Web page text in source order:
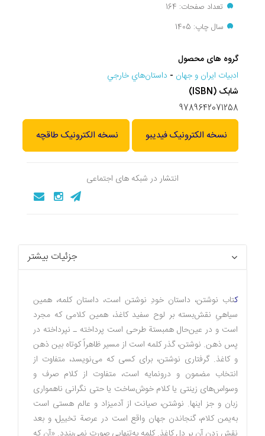
تعداد صفحات: 164
سال چاپ: 1405
گروه های محصول
ادبيات ايران و جهان - داستان‌هاي خارجي
شابک (ISBN)
9789642071258
نسخه الکترونیک فیدیبو نسخه الکترونیک طاقچه
انتشار در شبکه های اجتماعی
جزئیات بیشتر
کتاب نوشتن، داستان خودِ نوشتن است، داستان كلمه، همين
سياهىِ نقش‌بسته بر لوح سفيد كاغذ، همين كلامى كه مجرد
است و در عين‌حال همبستة طرحى است پرداخته ـ نپرداخته در
پس ذهن. نوشتن، گذر كلمه است از مسير ظاهراً كوتاه بين ذهن
و كاغذ. گرفتارى نوشتن، براى كسى كه مى‌نويسد، متفاوت از
انتخاب مضمون و درونمايه است، متفاوت از كلام صرف و
وسواس‌هاى زينتى يا كلام خوش‌ساخت يا حتى نگرانى ناهموارى
زبان و جز اينها. نوشتن، صيانت از آدميزاد و عالم هستى است
به‌يمن كلام، گنجاندن جهان واقع است در عرصة تخييل، و بعد